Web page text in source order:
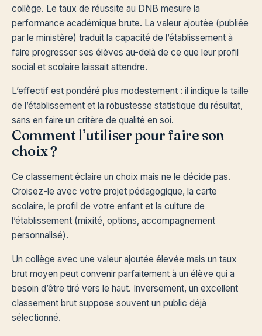
collège. Le taux de réussite au DNB mesure la
performance académique brute. La valeur ajoutée (publiée
par le ministère) traduit la capacité de l’établissement à
faire progresser ses élèves au-delà de ce que leur profil
social et scolaire laissait attendre.
L’effectif est pondéré plus modestement : il indique la taille
de l’établissement et la robustesse statistique du résultat,
sans en faire un critère de qualité en soi.
Comment l’utiliser pour faire son
choix ?
Ce classement éclaire un choix mais ne le décide pas.
Croisez-le avec votre projet pédagogique, la carte
scolaire, le profil de votre enfant et la culture de
l’établissement (mixité, options, accompagnement
personnalisé).
Un collège avec une valeur ajoutée élevée mais un taux
brut moyen peut convenir parfaitement à un élève qui a
besoin d’être tiré vers le haut. Inversement, un excellent
classement brut suppose souvent un public déjà
sélectionné.